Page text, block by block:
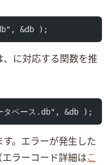
&db );
応するsqlite3_open16関数を推
ベース.db", &db );
ます。エラーが発生した
ラーコード詳細はこ